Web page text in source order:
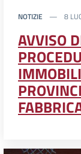
NOTIZIE 8
AVVISO